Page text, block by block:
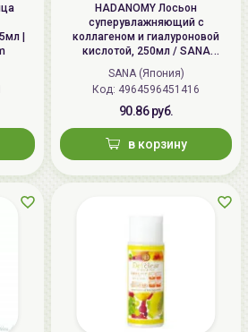
|
HADANOMY Лосьон
суперувлажняющий с
коллагеном и гиалуроновой
кислотой, 250мл / SANA
HADANOMY Collagen mist
SANA (Япония)
Код: 4964596451416
90.86 руб.
в корзину